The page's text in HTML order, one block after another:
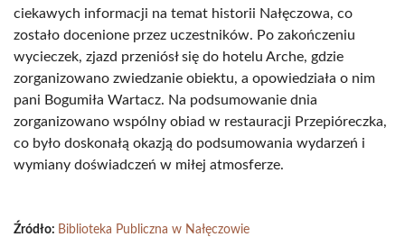
ciekawych informacji na temat historii Nałęczowa, co
zostało docenione przez uczestników. Po zakończeniu
wycieczek, zjazd przeniósł się do hotelu Arche, gdzie
zorganizowano zwiedzanie obiektu, a opowiedziała o nim
pani Bogumiła Wartacz. Na podsumowanie dnia
zorganizowano wspólny obiad w restauracji Przepióreczka,
co było doskonałą okazją do podsumowania wydarzeń i
wymiany doświadczeń w miłej atmosferze.
Źródło: Biblioteka Publiczna w Nałęczowie